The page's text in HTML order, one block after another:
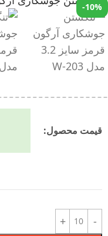
-10%
قیمت محصول:​